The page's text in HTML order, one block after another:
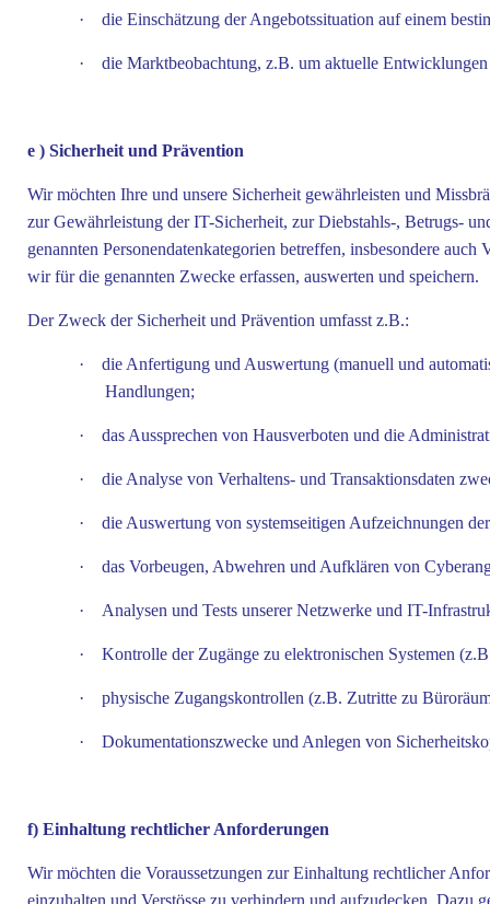
· die Einschätzung der Angebotssituation auf einem
· die Marktbeobachtung, z.B. um aktuelle
e ) Sicherheit und Prävention
Wir möchten Ihre und unsere Sicherheit gewährleisten und
zur Gewährleistung der IT-Sicherheit, zur Diebstahls-, Betrugs-
genannten Personendatenkategorien betreffen, insbesondere
wir für die genannten Zwecke erfassen, auswerten und speichern.
Der Zweck der Sicherheit und Prävention umfasst z.B.:
·
die Anfertigung und Auswertung (manuell und
Handlungen;
· das Aussprechen von Hausverboten und die
· die Analyse von Verhaltens- und Transaktionsdaten
· die Auswertung von systemseitigen Aufzeichnungen
· das Vorbeugen, Abwehren und Aufklären von
· Analysen und Tests unserer Netzwerke und IT-
· Kontrolle der Zugänge zu elektronischen Systemen
· physische Zugangskontrollen (z.B. Zutritte zu
· Dokumentationszwecke und Anlegen von
f) Einhaltung rechtlicher Anforderungen
Wir möchten die Voraussetzungen zur Einhaltung rechtlicher
einzuhalten und Verstösse zu verhindern und aufzudecken. Dazu